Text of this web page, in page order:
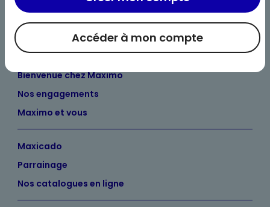
Bienvenue chez Maximo
Nos engagements
Maximo et vous
Maxicado
Parrainage
Nos catalogues en ligne
Accéder à mon compte